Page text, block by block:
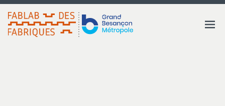
Aller
au
contenu
FABLAB DES FABRIQUES